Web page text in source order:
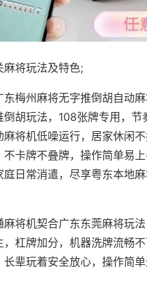
麻将玩法及特色;
东梅州麻将无字推倒胡自动
倒胡玩法，108张牌专用，节
麻将机低噪运行，居家休闲
不卡牌不叠牌，操作简单易
庭日常消遣，尽享粤东本地
麻将机契合广东东莞麻将玩
，杠牌加分，机器洗牌流畅
长辈玩着安全放心，操作简